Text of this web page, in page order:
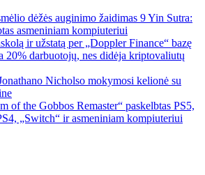
dėžės auginimo žaidimas 9 Yin Sutra:
asmeniniam kompiuteriui
ir užstatą per „Doppler Finance“ bazę
20% darbuotojų, nes didėja kriptovaliutų
Nicholso mokymosi kelionė su
of the Gobbos Remaster“ paskelbtas PS5,
„Switch“ ir asmeniniam kompiuteriui